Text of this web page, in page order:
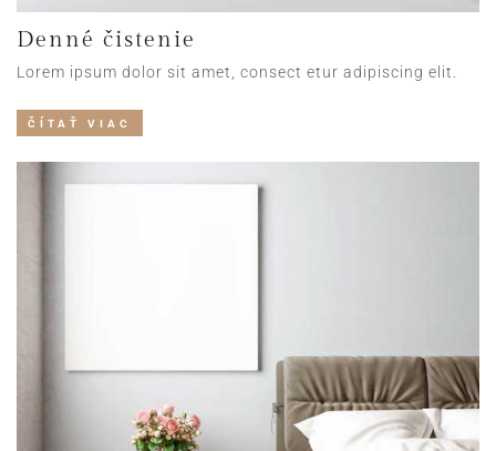
Denné čistenie
Lorem ipsum dolor sit amet, consect etur adipiscing elit.
ČÍTAŤ VIAC